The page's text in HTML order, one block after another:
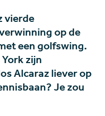
vierde
op de
een golfswing.
zijn
Alcaraz liever op
Je zou